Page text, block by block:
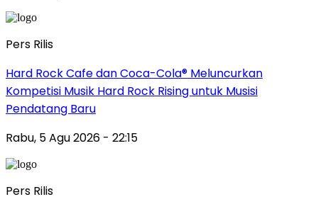
Pers Rilis
Hard Rock Cafe dan Coca-Cola® Meluncurkan
Kompetisi Musik Hard Rock Rising untuk Musisi
Pendatang Baru
Rabu, 5 Agu 2026 - 22:15
Pers Rilis